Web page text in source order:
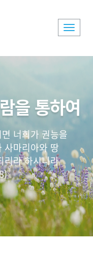
Toggle
을 통하여
너희가 권능을
사마리아와 땅
리라 하시니라